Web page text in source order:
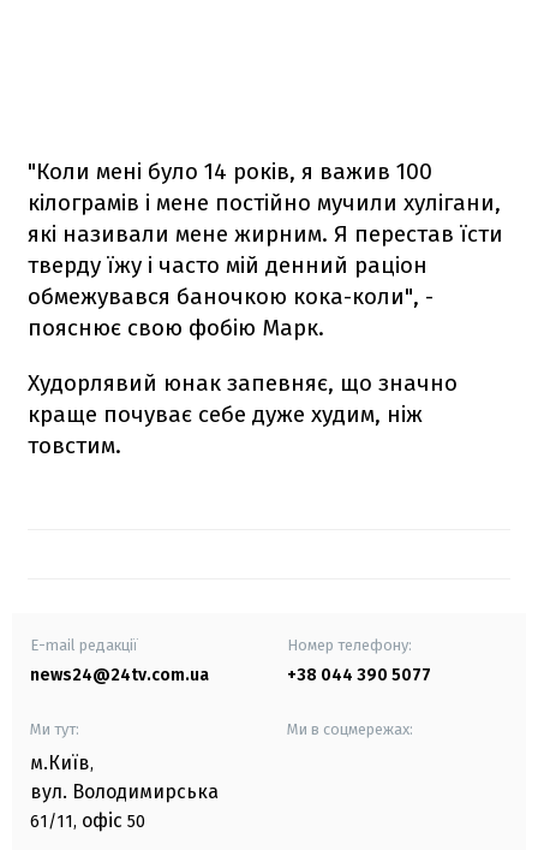
"Коли мені було 14 років, я важив 100
кілограмів і мене постійно мучили хулігани,
які називали мене жирним. Я перестав їсти
тверду їжу і часто мій денний раціон
обмежувався баночкою кока-коли", -
пояснює свою фобію Марк.
Худорлявий юнак запевняє, що значно
краще почуває себе дуже худим, ніж
товстим.
E-mail редакції
news24@24tv.com.ua
Номер телефону:
+38 044 390 5077
Ми тут:
м.Київ,
вул. Володимирська
61/11, офіс 50
Ми в соцмережах: